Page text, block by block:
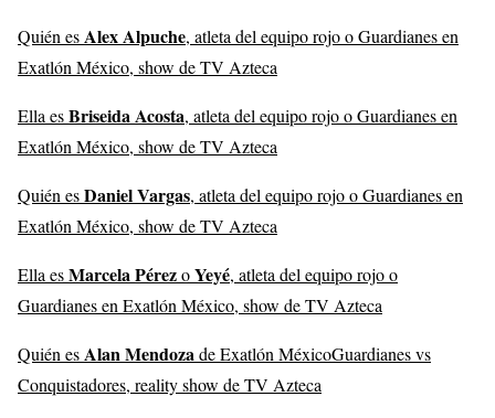
Quién es Alex Alpuche, atleta del equipo rojo o Guardianes en
Exatlón México, show de TV Azteca
Ella esBriseida Acosta, atleta del equipo rojo o Guardianes en
Exatlón México, show de TV Azteca
Quién esDaniel Vargas, atleta del equipo rojo o Guardianes en
Exatlón México, show de TV Azteca
Ella esMarcela PérezoYeyé, atleta del equipo rojo o
Guardianes en Exatlón México, show de TV Azteca
Quién es Alan Mendoza de Exatlón MéxicoGuardianes vs
Conquistadores, reality show de TV Azteca